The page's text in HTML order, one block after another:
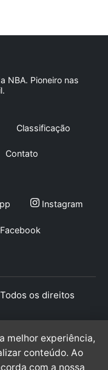
NBA. Pioneiro nas
Classificação
Contato
Instagram
Facebook
os direitos
melhor experiência,
conteúdo. Ao
com a nossa